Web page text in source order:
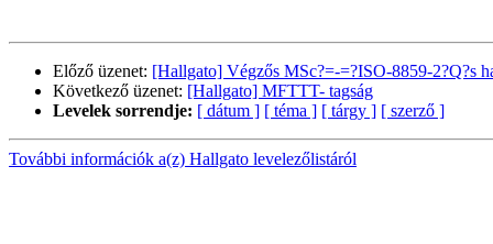
Előző üzenet: [Hallgato] Végzős MSc?=-=?ISO-8859-2?Q?s
Következő üzenet: [Hallgato] MFTTT- tagság
Levelek sorrendje: [ dátum ] [ téma ] [ tárgy ] [ szerző ]
További információk a(z) Hallgato levelezőlistáról